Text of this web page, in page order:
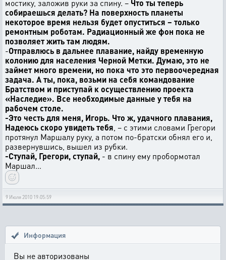
мостику, заложив руки за спину. – Что ты теперь
собираешься делать? На поверхность планеты
некоторое время нельзя будет опуститься – только
ремонтным роботам. Радиационный же фон пока не
позволяет жить там людям.
-Отправлюсь в дальнее плавание, найду временную
колонию для населения Черной Метки. Думаю, это не
займет много времени, но пока что это первоочередная
задача. А ты, пока, возьми на себя командование
Братством и приступай к осуществлению проекта
«Наследие». Все необходимые данные у тебя на
рабочем столе.
-Это честь для меня, Игорь. Что ж, удачного плавания,
Надеюсь скоро увидеть тебя , – с этими словами Грегори
протянул Маршалу руку, а потом по-братски обнял его и,
развернувшись, вышел из рубки.
-Ступай, Грегори, ступай, - в спину ему пробормотал
Маршал…
9 Июля 2010 19:05:59
Информация
Вы не авторизованы